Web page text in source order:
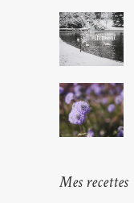
Mes recettes